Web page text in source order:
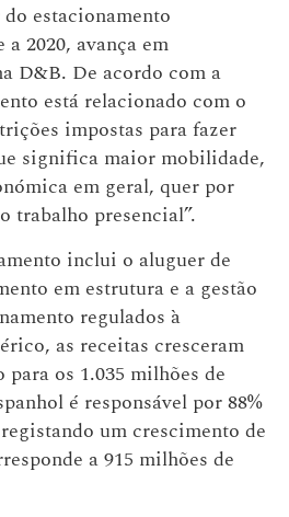
estacionamento
a 2020, avança em
D&B. De acordo com a
está relacionado com o
impostas para fazer
significa maior mobilidade,
em geral, quer por
trabalho presencial”.
inclui o aluguer de
em estrutura e a gestão
regulados à
as receitas cresceram
para os 1.035 milhões de
é responsável por 88%
um crescimento de
a 915 milhões de